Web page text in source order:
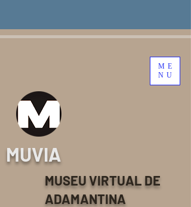
ME
NU
MUVIA
MUSEU VIRTUAL DE
ADAMANTINA